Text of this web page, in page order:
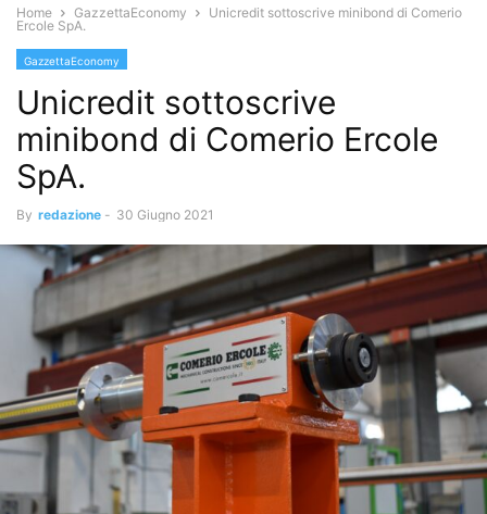
Home GazzettaEconomy
Unicredit sottoscrive minibond di Comerio
Ercole SpA.
GazzettaEconomy
Unicredit sottoscrive
minibond di Comerio Ercole
SpA.
By redazione - 30 Giugno 2021